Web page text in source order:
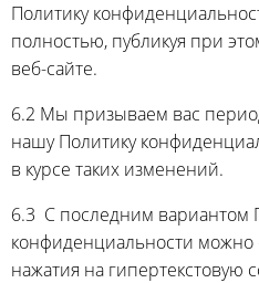
Политику
полностью, публикуя при
веб-сайте.
6.2 Мы призываем вас
нашу Политику
в курсе таких изменений.
6.3 С последним вариантом
конфиденциальности можно
нажатия на гипертекстовую